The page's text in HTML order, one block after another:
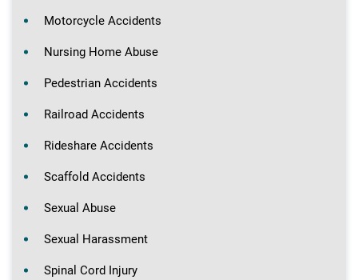
Motorcycle Accidents
Nursing Home Abuse
Pedestrian Accidents
Railroad Accidents
Rideshare Accidents
Scaffold Accidents
Sexual Abuse
Sexual Harassment
Spinal Cord Injury